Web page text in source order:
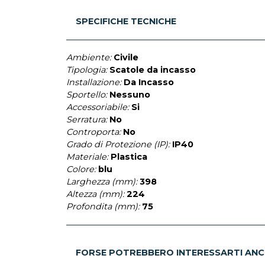
SPECIFICHE TECNICHE
Ambiente: Civile
Tipologia: Scatole da incasso
Installazione: Da Incasso
Sportello: Nessuno
Accessoriabile: Si
Serratura: No
Controporta: No
Grado di Protezione (IP): IP40
Materiale: Plastica
Colore: blu
Larghezza (mm): 398
Altezza (mm): 224
Profondita (mm): 75
FORSE POTREBBERO INTERESSARTI